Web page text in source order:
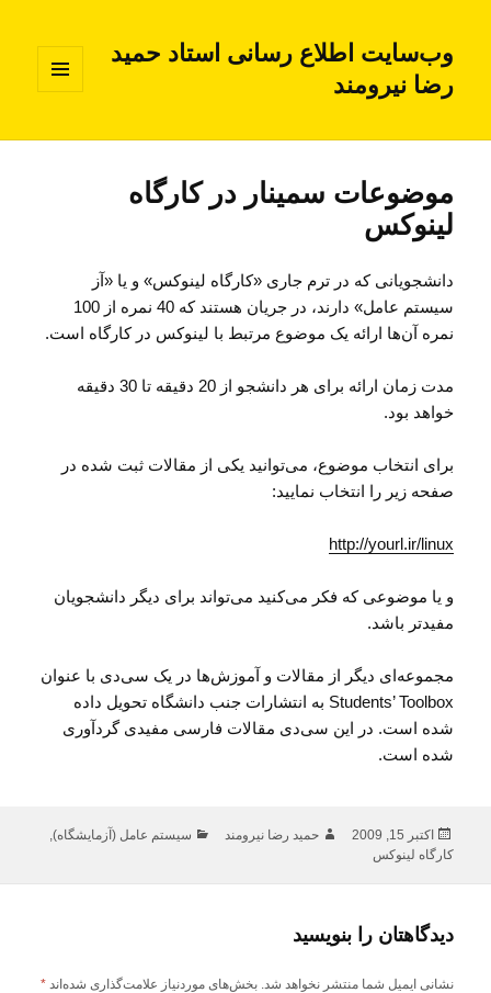
وب‌سایت اطلاع رسانی استاد حمید
رضا نیرومند
موضوعات سمینار در کارگاه
لینوکس
دانشجویانی که در ترم جاری «کارگاه لینوکس» و یا «آز
سیستم عامل» دارند، در جریان هستند که 40 نمره از 100
نمره آن‌ها ارائه یک موضوع مرتبط با لینوکس در کارگاه است.
مدت زمان ارائه برای هر دانشجو از 20 دقیقه تا 30 دقیقه
خواهد بود.
برای انتخاب موضوع، می‌توانید یکی از مقالات ثبت شده در
صفحه زیر را انتخاب نمایید:
http://yourl.ir/linux
و یا موضوعی که فکر می‌کنید می‌تواند برای دیگر دانشجویان
مفیدتر باشد.
مجموعه‌ای دیگر از مقالات و آموزش‌ها در یک سی‌دی با عنوان
Students’ Toolbox به انتشارات جنب دانشگاه تحویل داده
شده است. در این سی‌دی مقالات فارسی مفیدی گردآوری
شده است.
ارسال
شده
اکتبر 15, 2009 نویسنده
حمید رضا نیرومند دسته‌ها
سیستم عامل (آزمایشگاه),
کارگاه لینوکس
دیدگاهتان را بنویسید
نشانی ایمیل شما منتشر نخواهد شد. بخش‌های موردنیاز علامت‌گذاری شده‌اند*